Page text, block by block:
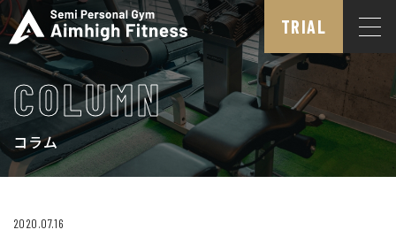
TRIAL
COLUMN
コラム
2020.07.16